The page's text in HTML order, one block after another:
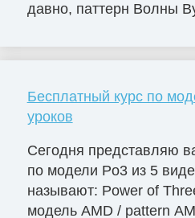
давно, паттерн Волны
Бесплатный курс по
уроков
Сегодня представляю
по модели Po3 из 5
называют: Power of
модель AMD / pattern